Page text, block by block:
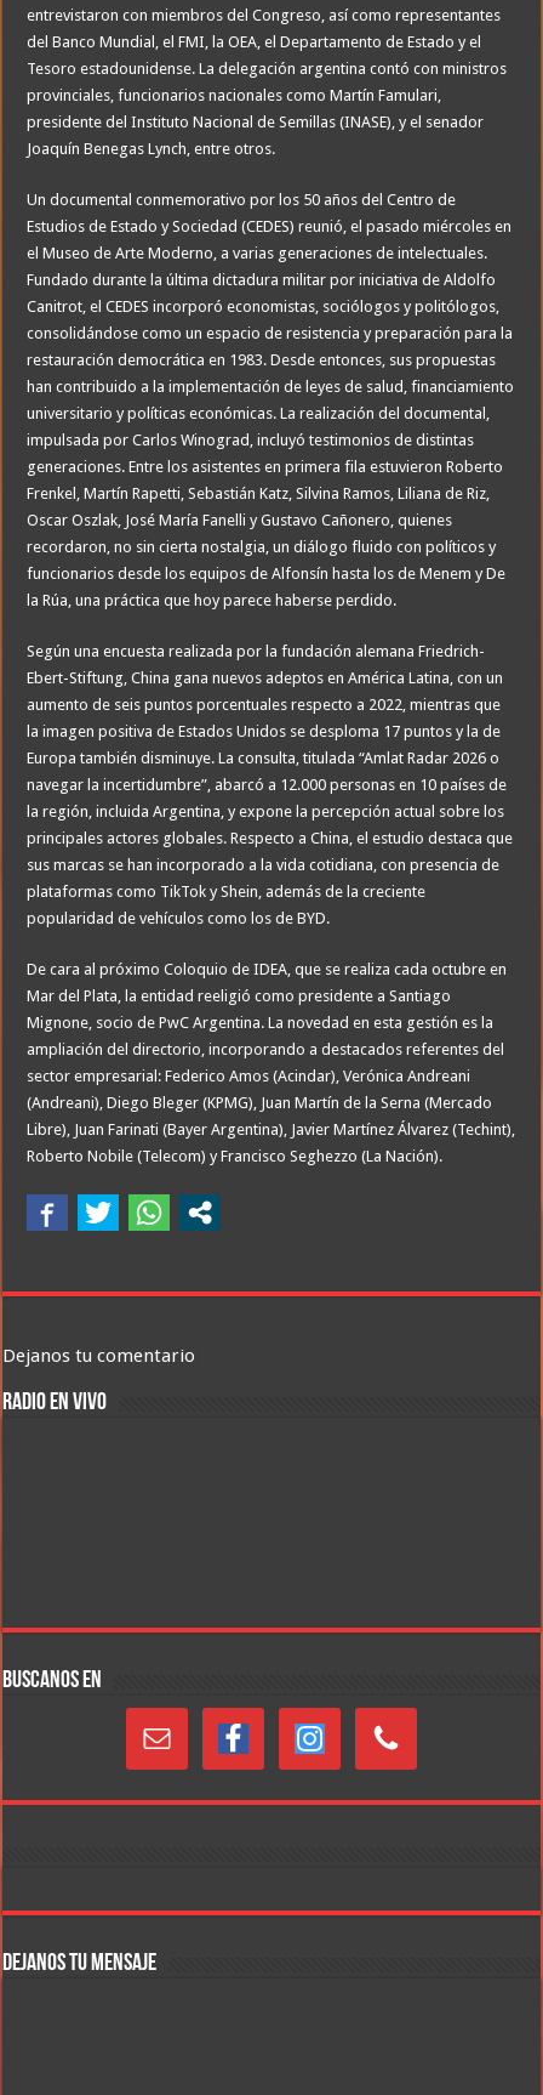
entrevistaron con miembros del Congreso, así como representantes
del Banco Mundial, el FMI, la OEA, el Departamento de Estado y el
Tesoro estadounidense. La delegación argentina contó con ministros
provinciales, funcionarios nacionales como Martín Famulari,
presidente del Instituto Nacional de Semillas (INASE), y el senador
Joaquín Benegas Lynch, entre otros.
Un documental conmemorativo por los 50 años del Centro de
Estudios de Estado y Sociedad (CEDES) reunió, el pasado miércoles en
el Museo de Arte Moderno, a varias generaciones de intelectuales.
Fundado durante la última dictadura militar por iniciativa de Aldolfo
Canitrot, el CEDES incorporó economistas, sociólogos y politólogos,
consolidándose como un espacio de resistencia y preparación para la
restauración democrática en 1983. Desde entonces, sus propuestas
han contribuido a la implementación de leyes de salud, financiamiento
universitario y políticas económicas. La realización del documental,
impulsada por Carlos Winograd, incluyó testimonios de distintas
generaciones. Entre los asistentes en primera fila estuvieron Roberto
Frenkel, Martín Rapetti, Sebastián Katz, Silvina Ramos, Liliana de Riz,
Oscar Oszlak, José María Fanelli y Gustavo Cañonero, quienes
recordaron, no sin cierta nostalgia, un diálogo fluido con políticos y
funcionarios desde los equipos de Alfonsín hasta los de Menem y De
la Rúa, una práctica que hoy parece haberse perdido.
Según una encuesta realizada por la fundación alemana Friedrich-
Ebert-Stiftung, China gana nuevos adeptos en América Latina, con un
aumento de seis puntos porcentuales respecto a 2022, mientras que
la imagen positiva de Estados Unidos se desploma 17 puntos y la de
Europa también disminuye. La consulta, titulada “Amlat Radar 2026 o
navegar la incertidumbre”, abarcó a 12.000 personas en 10 países de
la región, incluida Argentina, y expone la percepción actual sobre los
principales actores globales. Respecto a China, el estudio destaca que
sus marcas se han incorporado a la vida cotidiana, con presencia de
plataformas como TikTok y Shein, además de la creciente
popularidad de vehículos como los de BYD.
De cara al próximo Coloquio de IDEA, que se realiza cada octubre en
Mar del Plata, la entidad reeligió como presidente a Santiago
Mignone, socio de PwC Argentina. La novedad en esta gestión es la
ampliación del directorio, incorporando a destacados referentes del
sector empresarial: Federico Amos (Acindar), Verónica Andreani
(Andreani), Diego Bleger (KPMG), Juan Martín de la Serna (Mercado
Libre), Juan Farinati (Bayer Argentina), Javier Martínez Álvarez (Techint),
Roberto Nobile (Telecom) y Francisco Seghezzo (La Nación).
Dejanos tu comentario
RADIO EN VIVO
BUSCANOS EN
DEJANOS TU MENSAJE